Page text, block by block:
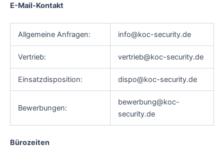
E-Mail-Kontakt
Allgemeine Anfragen: info@koc-security.de
Vertrieb: vertrieb@koc-security.de
Einsatzdisposition: dispo@koc-security.de
Bewerbungen:
bewerbung@koc-
security.de
Bürozeiten